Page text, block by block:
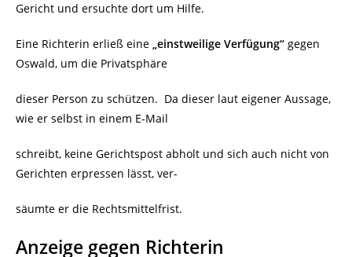
Gericht und ersuchte dort um Hilfe.
Eine Richterin erließ eine „einstweilige Verfügung“ gegen
Oswald, um die Privatsphäre
dieser Person zu schützen. Da dieser laut eigener Aussage,
wie er selbst in einem E-Mail
schreibt, keine Gerichtspost abholt und sich auch nicht von
Gerichten erpressen lässt, ver-
säumte er die Rechtsmittelfrist.
Anzeige gegen Richterin